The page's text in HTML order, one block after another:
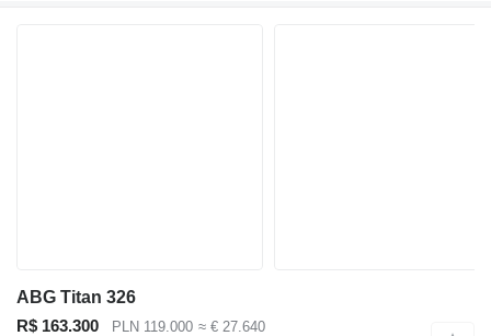
ABG Titan 326
R$ 163.300
PLN 119.000 ≈ € 27.640